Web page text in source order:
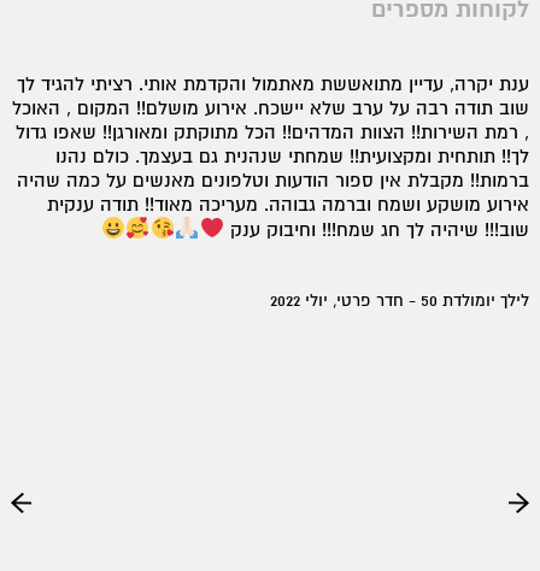
לקוחות מספרים
ענת יקרה, עדיין מתואששת מאתמול והקדמת אותי. רציתי להגיד לך
שוב תודה רבה על ערב שלא יישכח. אירוע מושלם!! המקום , האוכל
, רמת השירות!! הצוות המדהים!! הכל מתוקתק ומאורגן!! שאפו גדול
לך!! תותחית ומקצועית!! שמחתי שנהנית גם בעצמך. כולם נהנו
ברמות!! מקבלת אין ספור הודעות וטלפונים מאנשים על כמה שהיה
אירוע מושקע ושמח וברמה גבוהה. מעריכה מאוד!! תודה ענקית
שוב!!! שיהיה לך חג שמח!!! וחיבוק ענק
לילך יומולדת 50 - חדר פרטי, יולי 2022
ענתי היקרה, עכשיו כשאנחנו אחרי, אני לא מעכלת שזה מאחורינו...
כל המתח של השבועות האחרונים ובפרט בשבוע האחרון.... אז
אחרי שעיכלנו רציתי להגיד לך תודה רבה!!! על שניהלת את כל
האופרציה (וזאת חתיכת אופרציה!) ביד רמה, מא' ועד ת', לכל דבר
ועניין!! על שהיית ודאגת, ורצת לכל בקשה מהגדולה ועד לקטנה.
בלעדייך זה לא היה קורה!! בת מצווש מהאגדות - אפשרת לנו לקיים
ארוע מהנה בכיף והנאה!!! אורי נהנתה, אנחנו נהננו, הילדים לא רצו